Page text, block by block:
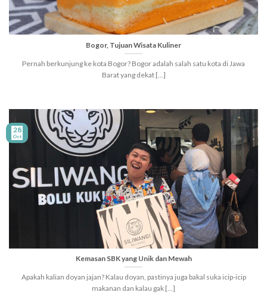
Bogor, Tujuan Wisata Kuliner
Pernah berkunjung ke kota Bogor? Bogor adalah salah satu kota di Jawa
Barat yang dekat [...]
Kemasan SBK yang Unik dan Mewah
Apakah kalian doyan jajan? Kalau doyan, pastinya juga bakal suka icip-icip
makanan dan kalau gak [...]
28
Oct